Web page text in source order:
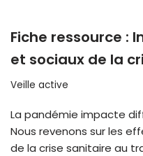
Fiche ressource :
et sociaux de la
Veille active
La pandémie impacte
Nous revenons sur les
de la crise sanitaire au